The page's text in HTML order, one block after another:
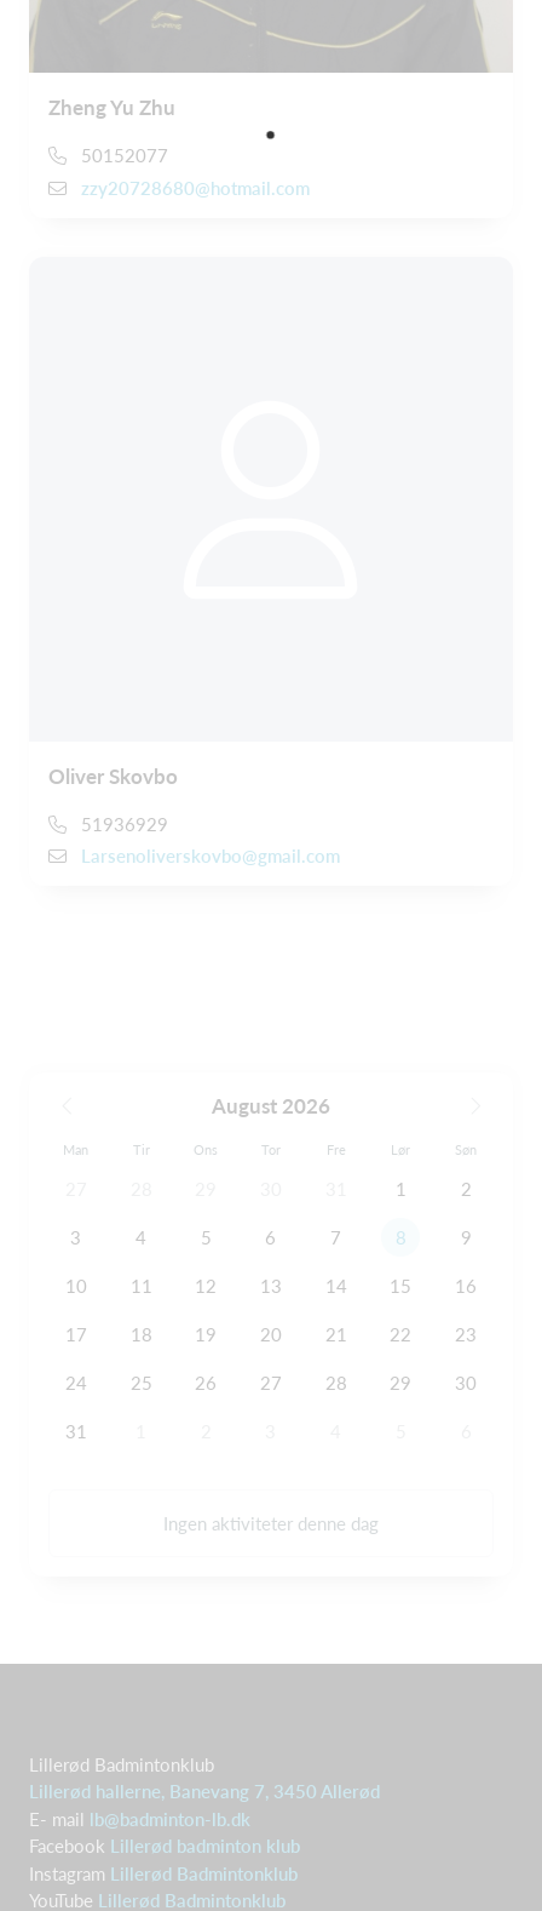
Zheng Yu Zhu
50152077
zzy20728680@hotmail.com
Oliver Skovbo
51936929
Larsenoliverskovbo@gmail.com
August 2026
Man Tir Ons Tor Fre Lør Søn
1 2
3 4 5 6 7 8 9
10 11 12 13 14 15 16
17 18 19 20 21 22 23
24 25 26 27 28 29 30
31
Ingen aktiviteter denne dag
Lillerød Badmintonklub
Lillerød hallerne, Banevang 7, 3450 Allerød
E- mail lb@badminton-lb.dk
Facebook Lillerød badminton klub
Instagram Lillerød Badmintonklub
YouTube Lillerød Badmintonklub